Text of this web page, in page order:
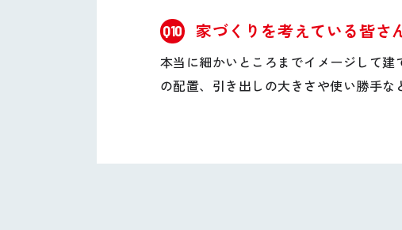
Q10 家づくりを考えている皆さ
本当に細かいところまでイメージして
の配置、引き出しの大きさや使い勝手な